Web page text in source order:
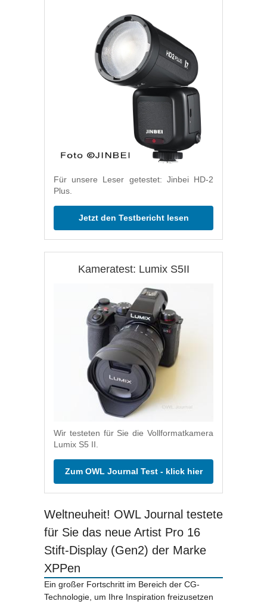
Für unsere Leser getestet: Jinbei HD-2
Plus.
Jetzt den Testbericht lesen
Kameratest: Lumix S5II
Wir testeten für Sie die Vollformatkamera
Lumix S5 II.
Zum OWL Journal Test - klick hier
Weltneuheit! OWL Journal testete
für Sie das neue Artist Pro 16
Stift-Display (Gen2) der Marke
XPPen
Ein großer Fortschritt im Bereich der CG-
Technologie, um Ihre Inspiration freizusetzen